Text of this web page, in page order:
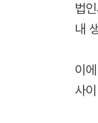
법
내
이
사